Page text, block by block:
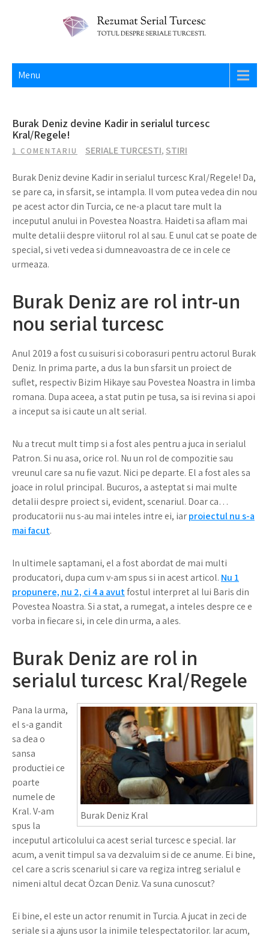
REZUMAT SERIAL TURCESC
Menu
Burak Deniz devine Kadir in serialul turcesc
Kral/Regele!
1 COMENTARIU SERIALE TURCESTI, STIRI
Burak Deniz devine Kadir in serialul turcesc Kral/Regele! Da,
se pare ca, in sfarsit, se intampla. Il vom putea vedea din nou
pe acest actor din Turcia, ce ne-a placut tare mult la
inceputul anului in Povestea Noastra. Haideti sa aflam mai
multe detalii despre viitorul rol al sau. E unul cat se poate de
special, si veti vedea si dumneavoastra de ce in cele ce
urmeaza.
Burak Deniz are rol intr-un
nou serial turcesc
Anul 2019 a fost cu suisuri si coborasuri pentru actorul Burak
Deniz. In prima parte, a dus la bun sfarsit un proiect de
suflet, respectiv Bizim Hikaye sau Povestea Noastra in limba
romana. Dupa aceea, a stat putin pe tusa, sa isi revina si apoi
a inceput sa isi caute un alt serial.
Nu a trecut mult timp si a fost ales pentru a juca in serialul
Patron. Si nu asa, orice rol. Nu un rol de compozitie sau
vreunul care sa nu fie vazut. Nici pe departe. El a fost ales sa
joace in rolul principal. Bucuros, a asteptat si mai multe
detalii despre proiect si, evident, scenariul. Doar ca…
producatorii nu s-au mai inteles intre ei, iarproiectul nu s-a
mai facut.
In ultimele saptamani, el a fost abordat de mai multi
producatori, dupa cum v-am spus si in acest articol. Nu 1
propunere, nu 2, ci 4 a avutfostul interpret al lui Baris din
Povestea Noastra. Si a stat, a rumegat, a inteles despre ce e
vorba in fiecare si, in cele din urma, a ales.
Burak Deniz are rol in
serialul turcesc Kral/Regele
Burak Deniz Kral
Pana la urma,
el s-a gandit
sa dea o
sansa
productiei ce
poarte
numele de
Kral. V-am
spus la
inceputul articolului ca acest serial turcesc e special. Iar
acum, a venit timpul sa va dezvaluim si de ce anume. Ei bine,
cel care a scris scenariul si care va regiza intreg serialul e
nimeni altul decat Özcan Deniz. Va suna cunoscut?
Ei bine, el este un actor renumit in Turcia. A jucat in zeci de
seriale si a ajuns usor la inimile telespectatorilor. Iar acum,